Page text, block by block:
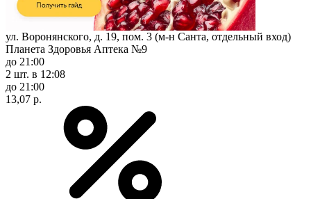
ул. Воронянского, д. 19, пом. 3 (м-н Санта, отдельный вход)
Планета Здоровья Аптека №9
до 21:00
2 шт. в 12:08
до 21:00
13,07 р.